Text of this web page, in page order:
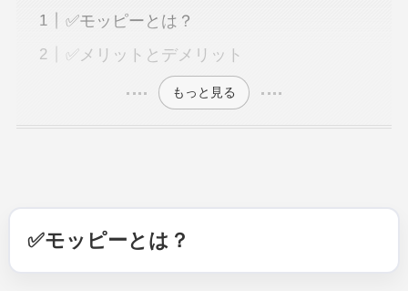
✅モッピーとは？
✅メリットとデメリット
もっと見る
✅モッピーとは？